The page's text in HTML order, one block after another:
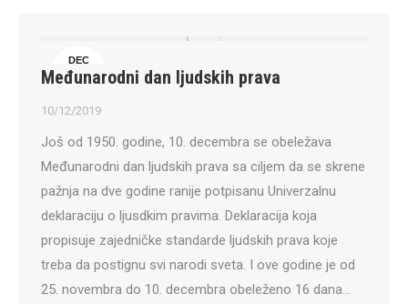
DEC
10
Međunarodni dan ljudskih prava
10/12/2019
Još od 1950. godine, 10. decembra se obeležava
Međunarodni dan ljudskih prava sa ciljem da se skrene
pažnja na dve godine ranije potpisanu Univerzalnu
deklaraciju o ljusdkim pravima. Deklaracija koja
propisuje zajedničke standarde ljudskih prava koje
treba da postignu svi narodi sveta. I ove godine je od
25. novembra do 10. decembra obeleženo 16 dana…